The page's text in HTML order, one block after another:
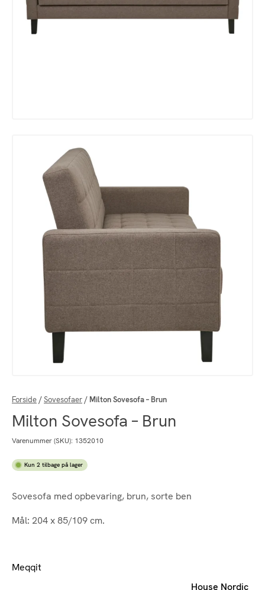
Forside /Sovesofaer / Milton Sovesofa – Brun
Milton Sovesofa – Brun
Varenummer (SKU): 1352010
Kun 2 tilbage på lager
Sovesofa med opbevaring, brun, sorte ben
Mål: 204 x 85/109 cm.
Meqqit
House Nordic